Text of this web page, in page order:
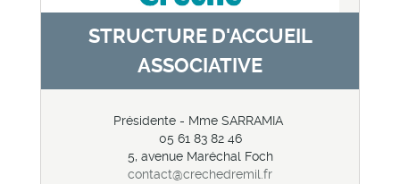
STRUCTURE D'ACCUEIL
ASSOCIATIVE
Présidente - Mme SARRAMIA
05 61 83 82 46
5, avenue Maréchal Foch
contact@crechedremil.fr